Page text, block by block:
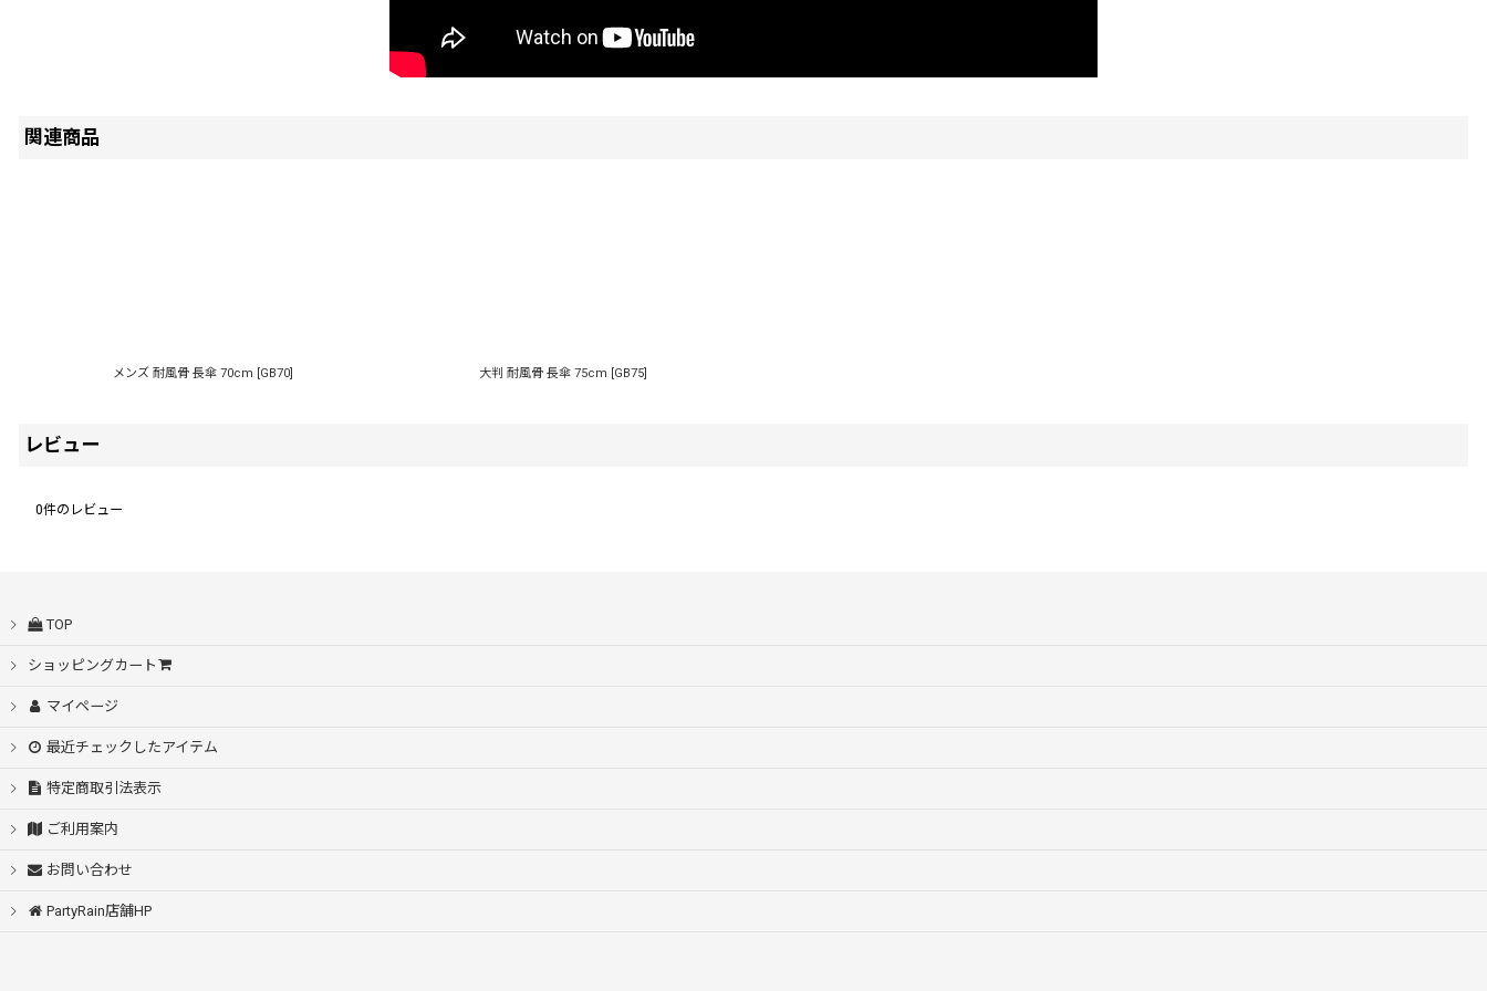
関連商品
メンズ 耐風骨 長傘 70cm GB70] 大判 耐風骨 長傘 75cm GB75
レビュー
0件のレビュー
TOP
ショッピングカート
マイページ
最近チェックしたアイテム
特定商取引法表示
ご利用案内
お問い合わせ
PartyRain店舗HP